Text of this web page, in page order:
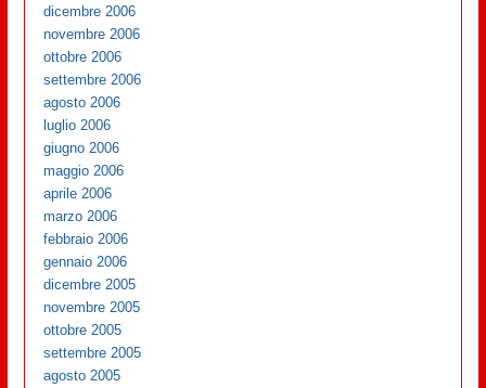
dicembre 2006
novembre 2006
ottobre 2006
settembre 2006
agosto 2006
luglio 2006
giugno 2006
maggio 2006
aprile 2006
marzo 2006
febbraio 2006
gennaio 2006
dicembre 2005
novembre 2005
ottobre 2005
settembre 2005
agosto 2005